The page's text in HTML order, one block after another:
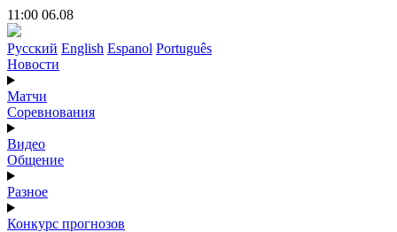
11:00 06.08
Русский English Espanol Português
Новости
Матчи
Соревнования
Видео
Общение
Разное
Конкурс прогнозов